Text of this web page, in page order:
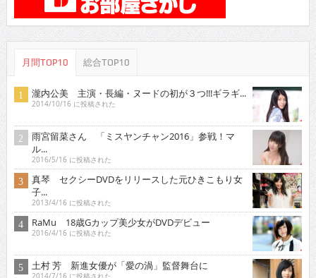
月間TOP10 総合TOP10
瀧内公美 主演・長編・ヌードの初が３つ!!!ギラギ...
2014/10/16 に投稿された
雨宮留菜さん 「ミスヤンチャン2016」参戦！マ
ル...
2016/5/16 に投稿された
真琴 セクシーDVDをリリースした元ひきこもり女
子...
2013/4/16 に投稿された
RaMu 18歳Gカップ美少女がDVDデビュー
2016/4/16 に投稿された
土村 芳 新進女優が「愛の渦」監督舞台に